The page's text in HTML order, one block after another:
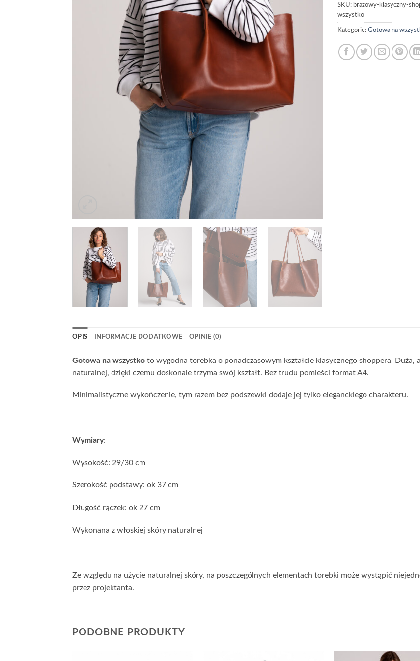
SKU: brazowy-klasyczny-
wszystko
Kategorie: Gotowa na
OPIS INFORMACJE DODATKOWE OPINIE (0)
Gotowa na wszystko to wygodna torebka o ponadczasowym kształcie klasycznego shoppera. Duża,
naturalnej, dzięki czemu doskonale trzyma swój kształt. Bez trudu pomieści format A4.
Minimalistyczne wykończenie, tym razem bez podszewki dodaje jej tylko eleganckiego charakteru.
Wymiary:
Wysokość: 29/30 cm
Szerokość podstawy: ok 37 cm
Długość rączek: ok 27 cm
Wykonana z włoskiej skóry naturalnej
Ze względu na użycie naturalnej skóry, na poszczególnych elementach torebki może wystąpić
przez projektanta.
PODOBNE PRODUKTY